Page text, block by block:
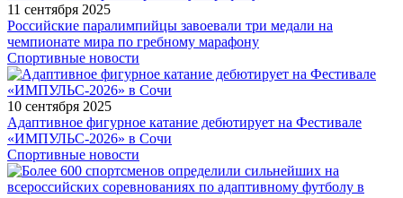
11 сентября 2025
Российские паралимпийцы завоевали три медали на
чемпионате мира по гребному марафону
Спортивные новости
10 сентября 2025
Адаптивное фигурное катание дебютирует на Фестивале
«ИМПУЛЬС-2026» в Сочи
Спортивные новости